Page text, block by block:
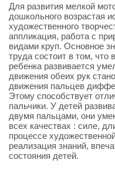
Для развития мелкой
дошкольного возрастая
художественного
аппликация, работа с
видами круп. Основное
труда состоит в том, что
ребенка развивается
движения обеих рук
движения пальцев
Этому способствует
пальчики. У детей
двумя пальцами, они
всех качествах : силе,
процессе
реализация знаний,
состояния детей.